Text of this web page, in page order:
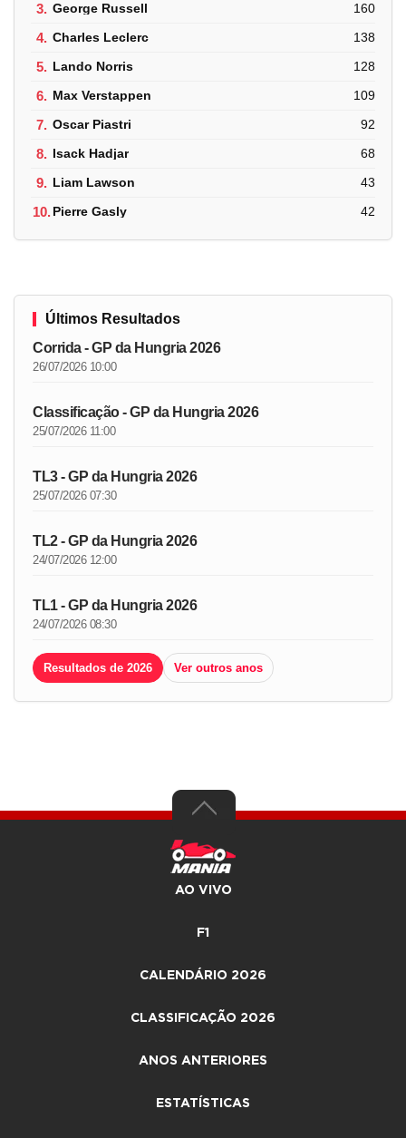
3. George Russell 160
4. Charles Leclerc 138
5. Lando Norris 128
6. Max Verstappen 109
7. Oscar Piastri 92
8. Isack Hadjar 68
9. Liam Lawson 43
10.Pierre Gasly 42
Últimos Resultados
Corrida - GP da Hungria 2026
26/07/2026 10:00
Classificação - GP da Hungria 2026
25/07/2026 11:00
TL3 - GP da Hungria 2026
25/07/2026 07:30
TL2 - GP da Hungria 2026
24/07/2026 12:00
TL1 - GP da Hungria 2026
24/07/2026 08:30
Resultados de 2026 Ver outros anos
AO VIVO
F1
CALENDÁRIO 2026
CLASSIFICAÇÃO 2026
ANOS ANTERIORES
ESTATÍSTICAS